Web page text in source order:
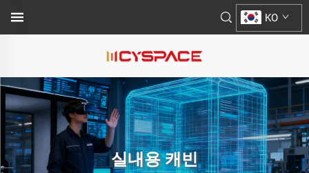
KO
실내용 캐빈